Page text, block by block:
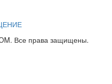
Все права защищены.